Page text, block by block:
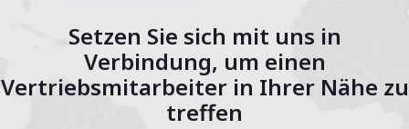
Setzen Sie sich mit uns in
Verbindung, um einen
Vertriebsmitarbeiter in Ihrer Nähe zu
treffen